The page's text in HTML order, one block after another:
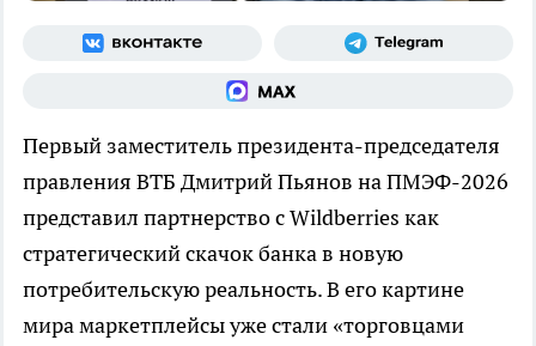
Первый заместитель президента-председателя
правления ВТБ Дмитрий Пьянов на ПМЭФ-2026
представил партнерство с Wildberries как
стратегический скачок банка в новую
потребительскую реальность. В его картине
мира маркетплейсы уже стали «торговцами